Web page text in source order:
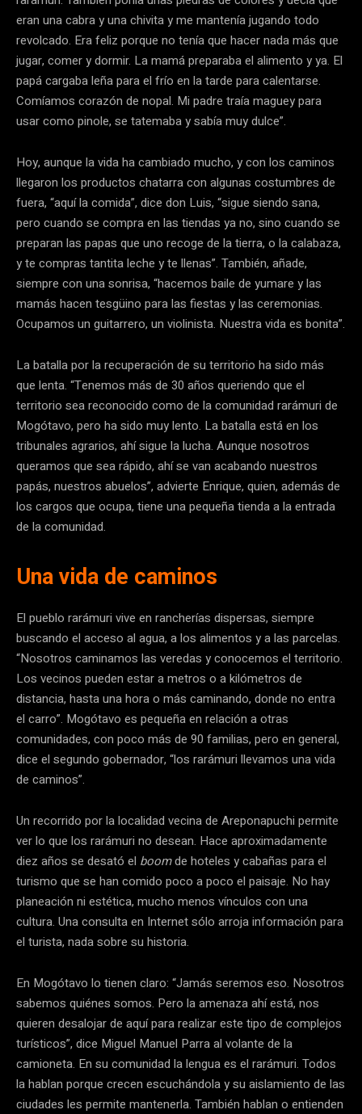
eran una cabra y una chivita y me mantenía jugando todo
revolcado. Era feliz porque no tenía que hacer nada más que
jugar, comer y dormir. La mamá preparaba el alimento y ya. El
papá cargaba leña para el frío en la tarde para calentarse.
Comíamos corazón de nopal. Mi padre traía maguey para
usar como pinole, se tatemaba y sabía muy dulce”.
Hoy, aunque la vida ha cambiado mucho, y con los caminos
llegaron los productos chatarra con algunas costumbres de
fuera, “aquí la comida”, dice don Luis, “sigue siendo sana,
pero cuando se compra en las tiendas ya no, sino cuando se
preparan las papas que uno recoge de la tierra, o la calabaza,
y te compras tantita leche y te llenas”. También, añade,
siempre con una sonrisa, “hacemos baile de yumare y las
mamás hacen tesgüino para las fiestas y las ceremonias.
Ocupamos un guitarrero, un violinista. Nuestra vida es bonita”.
La batalla por la recuperación de su territorio ha sido más
que lenta. “Tenemos más de 30 años queriendo que el
territorio sea reconocido como de la comunidad rarámuri de
Mogótavo, pero ha sido muy lento. La batalla está en los
tribunales agrarios, ahí sigue la lucha. Aunque nosotros
queramos que sea rápido, ahí se van acabando nuestros
papás, nuestros abuelos”, advierte Enrique, quien, además de
los cargos que ocupa, tiene una pequeña tienda a la entrada
de la comunidad.
Una vida de caminos
El pueblo rarámuri vive en rancherías dispersas, siempre
buscando el acceso al agua, a los alimentos y a las parcelas.
“Nosotros caminamos las veredas y conocemos el territorio.
Los vecinos pueden estar a metros o a kilómetros de
distancia, hasta una hora o más caminando, donde no entra
el carro”. Mogótavo es pequeña en relación a otras
comunidades, con poco más de 90 familias, pero en general,
dice el segundo gobernador, “los rarámuri llevamos una vida
de caminos”.
Un recorrido por la localidad vecina de Areponapuchi permite
ver lo que los rarámuri no desean. Hace aproximadamente
diez años se desató el boomde hoteles y cabañas para el
turismo que se han comido poco a poco el paisaje. No hay
planeación ni estética, mucho menos vínculos con una
cultura. Una consulta en Internet sólo arroja información para
el turista, nada sobre su historia.
En Mogótavo lo tienen claro: “Jamás seremos eso. Nosotros
sabemos quiénes somos. Pero la amenaza ahí está, nos
quieren desalojar de aquí para realizar este tipo de complejos
turísticos”, dice Miguel Manuel Parra al volante de la
camioneta. En su comunidad la lengua es el rarámuri. Todos
la hablan porque crecen escuchándola y su aislamiento de las
ciudades les permite mantenerla. También hablan o entienden